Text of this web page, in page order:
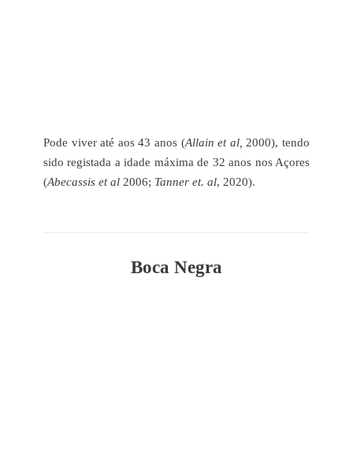
Pode viver até aos 43 anos (Allain et al, 2000), tendo
sido registada a idade máxima de 32 anos nos Açores
(Abecassis et al 2006; Tanner et. al, 2020).
Boca Negra